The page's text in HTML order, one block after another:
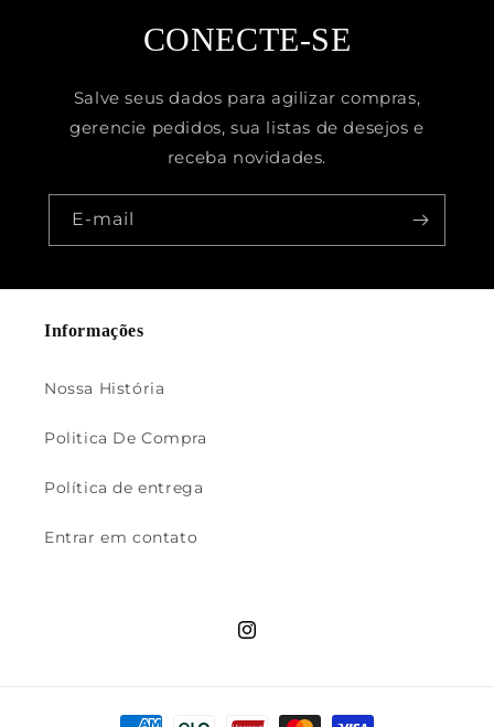
CONECTE-SE
Salve seus dados para agilizar compras,
gerencie pedidos, sua listas de desejos e
receba novidades.
E-mail
Informações
Nossa História
Politica De Compra
Política de entrega
Entrar em contato
Instagram
Formas